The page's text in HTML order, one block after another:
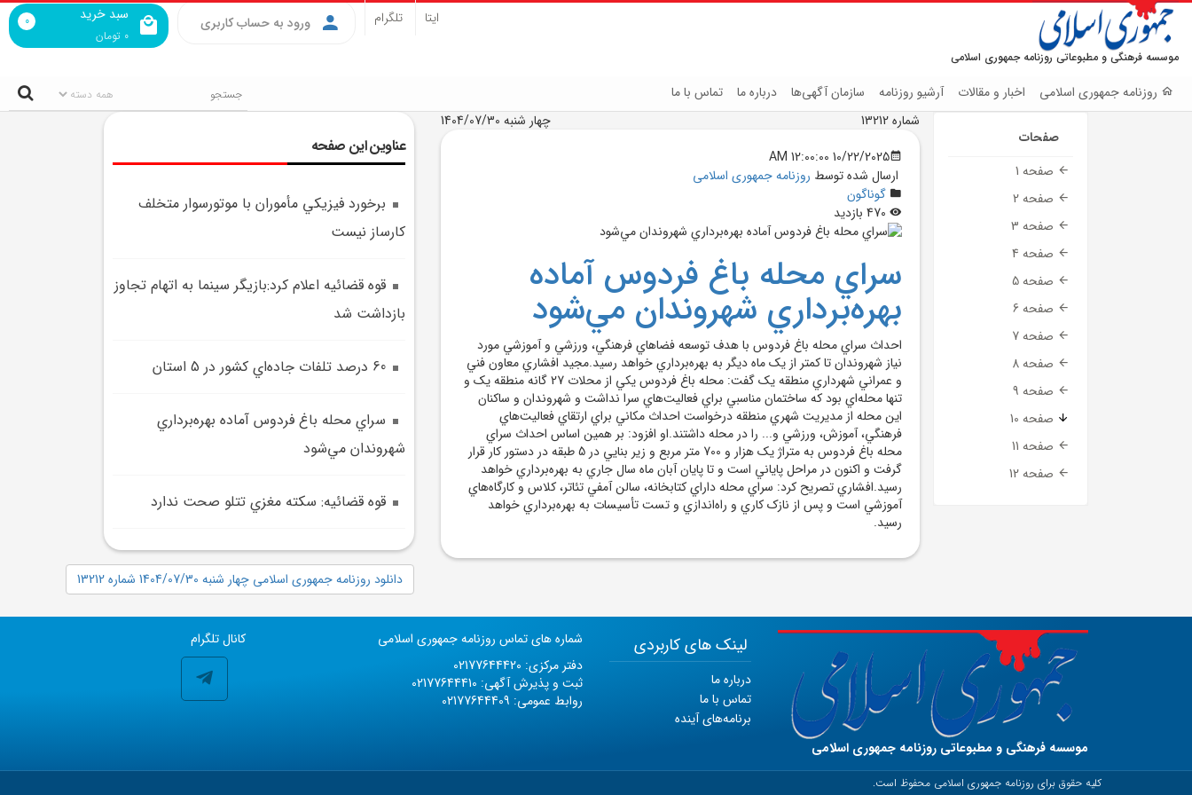
موسسه فرهنگی و مطبوعاتی روزنامه جمهوری اسلامی
سبد خرید
0 تومان
0 ورود به حساب کاربری ایتا تلگرام
روزنامه جمهوری اسلامی اخبار و مقالات آرشیو روزنامه سازمان آگهی‌ها درباره ما تماس با ما
صفحات
صفحه 1
صفحه 2
صفحه 3
صفحه 4
صفحه 5
صفحه 6
صفحه 7
صفحه 8
صفحه 9
صفحه 10
صفحه 11
صفحه 12
شماره 13212
چهار شنبه 1404/07/30
10/22/2025 12:00:00 AM
ارسال شده توسط روزنامه جمهوری اسلامی
گوناگون
سراي محله باغ فردوس آماده
بهره‌برداري شهروندان مي‌شود
احداث سراي محله باغ فردوس با هدف توسعه فضاهاي فرهنگي، ورزشي و آموزشي مورد
نياز شهروندان تا کمتر از يک ماه ديگر به بهره‌برداري خواهد رسيد.مجيد افشاري معاون فني
و عمراني شهرداري منطقه يک گفت: محله باغ فردوس يکي از محلات 27 گانه منطقه يک و
تنها محله‌اي بود که ساختمان مناسبي براي فعاليت‌هاي سرا نداشت و شهروندان و ساکنان
اين محله از مديريت شهري منطقه درخواست احداث مکاني براي ارتقاي فعاليت‌هاي
فرهنگي، آموزش، ورزشي و... را در محله داشتند.او افزود: بر همين اساس احداث سراي
محله باغ فردوس به متراژ يک هزار و 700 متر مربع و زير بنايي در 5 طبقه در دستور کار قرار
گرفت و اکنون در مراحل پاياني است و تا پايان آبان ماه سال جاري به بهره‌برداري خواهد
رسيد.افشاري تصريح کرد: سراي محله داراي کتابخانه، سالن آمفي تئاتر، کلاس و کارگاه‌هاي
آموزشي است و پس از نازک کاري و راه‌اندازي و تست تأسيسات به بهره‌برداري خواهد
رسيد.
عناوین این صفحه
برخورد فيزيکي مأموران با موتورسوار متخلف
کارساز نيست
قوه قضائيه اعلام کرد:بازيگر سينما به اتهام تجاوز
بازداشت شد
60 درصد تلفات جاده‌اي کشور در 5 استان
سراي محله باغ فردوس آماده بهره‌برداري
شهروندان مي‌شود
قوه قضائيه: سکته مغزي تتلو صحت ندارد
دانلود روزنامه جمهوری اسلامی چهار شنبه 1404/07/30 شماره 13212
کانال تلگرام
شماره های تماس روزنامه جمهوری اسلامی
دفتر مرکزی: 02177644420
ثبت و پذیرش آگهی: 02177644410
روابط عمومی: 02177644409
لینک های کاربردی
درباره ما
تماس با ما
برنامه‌های آینده
موسسه فرهنگی و مطبوعاتی روزنامه جمهوری اسلامی
کلیه حقوق برای روزنامه جمهوری اسلامی محفوظ است.